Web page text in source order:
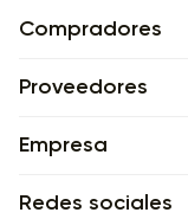
Compradores
Proveedores
Empresa
Redes sociales